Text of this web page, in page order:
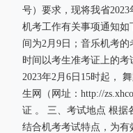
号）要求，现将我省
机考工作有关事项通知
间为2月9日；音乐机考
时间以考生准考证上的
2023年2月6日15时起，
生网（网址：http://
证 。 三、考试地点 根据
结合机考考试特点，为